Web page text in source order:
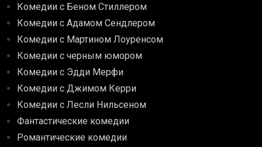
Комедии с Беном Стиллером
Комедии с Адамом Сендлером
Комедии с Мартином Лоуренсом
Комедии с черным юмором
Комедии с Эдди Мерфи
Комедии с Джимом Керри
Комедии с Лесли Нильсеном
Фантастические комедии
Романтические комедии